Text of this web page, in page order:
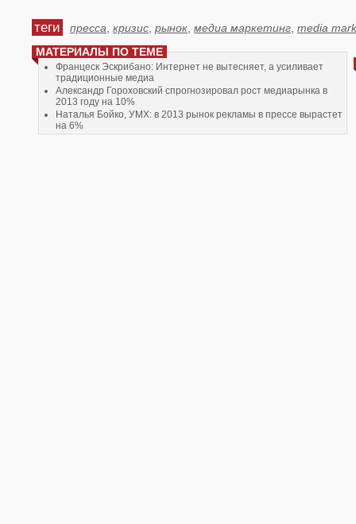
теги пресса кризис рынок медиа маркетинг media
МАТЕРИАЛЫ ПО ТЕМЕ
Францеск Эскрибано: Интернет не вытесняет, а усиливает
традиционные медиа
Александр Гороховский спрогнозировал рост медиарынка в
2013 году на 10%
Наталья Бойко, УМХ: в 2013 рынок рекламы в прессе вырастет
на 6%